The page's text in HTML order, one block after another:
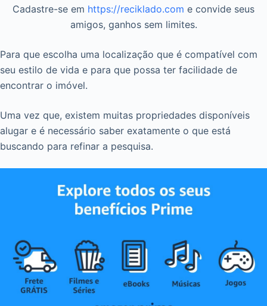
Cadastre-se em https://reciklado.com e convide seus
amigos, ganhos sem limites.
Para que escolha uma localização que é compatível com
seu estilo de vida e para que possa ter facilidade de
encontrar o imóvel.
Uma vez que, existem muitas propriedades disponíveis
alugar e é necessário saber exatamente o que está
buscando para refinar a pesquisa.